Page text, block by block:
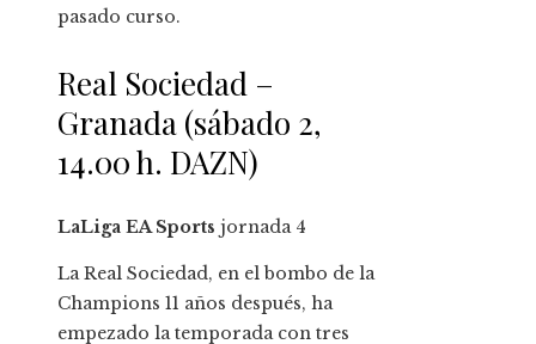
pasado curso.
Real Sociedad –
Granada (sábado 2,
14.00 h. DAZN)
LaLiga EA Sports jornada 4
La Real Sociedad, en el bombo de la
Champions 11 años después, ha
empezado la temporada con tres